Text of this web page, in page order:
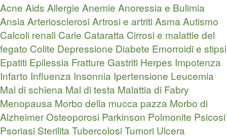
Acne Aids Allergie Anemie Anoressia e Bulimia
AnsiaArteriosclerosiArtrosi e artritiAsmaAutismo
Calcoli renali Carie Cataratta Cirrosi e malattie del
fegato Colite Depressione Diabete Emorroidi e stipsi
Epatiti Epilessia Fratture Gastriti Herpes Impotenza
Infarto Influenza Insonnia Ipertensione Leucemia
Mal di schiena Mal di testa Malattia di Fabry
Menopausa Morbo della mucca pazza Morbo di
AlzheimerOsteoporosi Parkinson Polmonite Psicosi
Psoriasi SterilitaTubercolosiTumori Ulcera